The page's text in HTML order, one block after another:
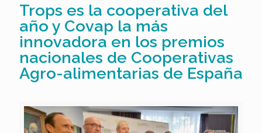
Trops es la cooperativa del
año y Covap la más
innovadora en los premios
nacionales de Cooperativas
Agro-alimentarias de España